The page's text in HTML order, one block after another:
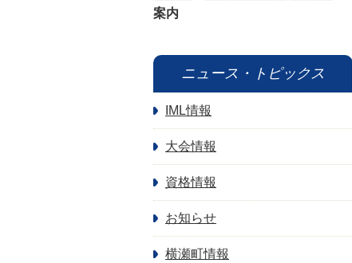
案内
ニュース・トピックス
IML情報
大会情報
資格情報
お知らせ
横瀬町情報